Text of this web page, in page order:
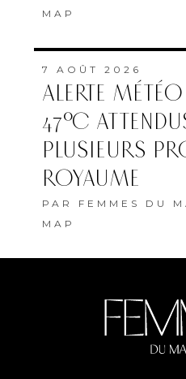
MAP
7 AOÛT 2026
ALERTE
47°C
PLUSIEURS
ROYAUME
PAR FEMMES DU
MAP